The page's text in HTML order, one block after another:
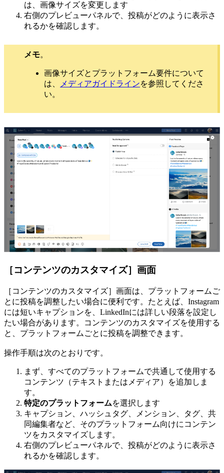
は、画像サイズを変更します
右側のプレビューパネルで、投稿がどのように表示さ
れるかを確認します。
メモ。
画像サイズとプラットフォーム要件について
は、
メディアガイドラインを参照してくださ
い。
［コンテンツのカスタマイズ］画面
［コンテンツのカスタマイズ］画面は、プラットフォームご
とに投稿を調整したい場合に便利です。たとえば、Instagram
には短いキャプションを、LinkedInには詳しい段落を設定し
たい場合があります。コンテンツのカスタマイズを使用する
と、プラットフォームごとに投稿を調整できます。
操作手順は次のとおりです。
まず、すべてのプラットフォームで共通して使用する
コンテンツ（テキストまたはメディア）を追加しま
す。
特定のプラットフォームを選択します
キャプション、ハッシュタグ、メンション、タグ、共
同編集者など、そのプラットフォーム向けにコンテン
ツをカスタマイズします。
右側のプレビューパネルで、投稿がどのように表示さ
れるかを確認します。